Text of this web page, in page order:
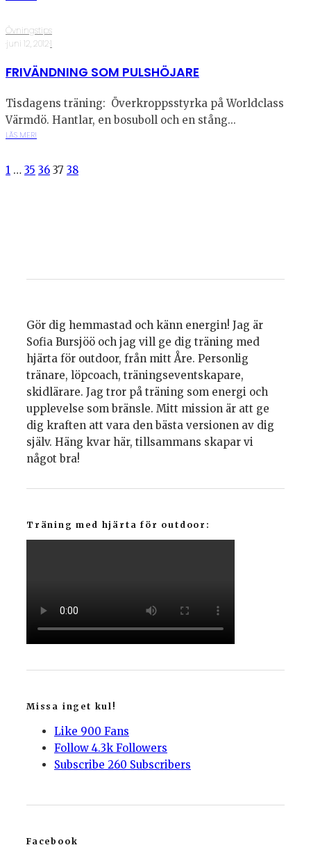
Övningstips
·juni 12, 2012·1
FRIVÄNDNING SOM PULSHÖJARE
Tisdagens träning: Överkroppsstyrka på Worldclass
Värmdö. Hantlar, en bosuboll och en stång...
LÄS MER!
1 … 35 36 37 38
Gör dig hemmastad och känn energin! Jag är
Sofia Bursjöö och jag vill ge dig träning med
hjärta för outdoor, från mitt Åre. Personlig
tränare, löpcoach, träningseventskapare,
skidlärare. Jag tror på träning som energi och
upplevelse som bränsle. Mitt mission är att ge
dig kraften att vara den bästa versionen av dig
själv. Häng kvar här, tillsammans skapar vi
något bra!
Träning med hjärta för outdoor:
Missa inget kul!
Like 900 Fans
Follow 4.3k Followers
Subscribe 260 Subscribers
Facebook